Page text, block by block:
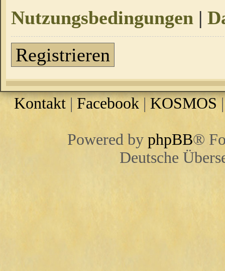
Nutzungsbedingungen |
Registrieren
Kontakt | Facebook |KOSMOS
Powered by phpBB®
Deutsche